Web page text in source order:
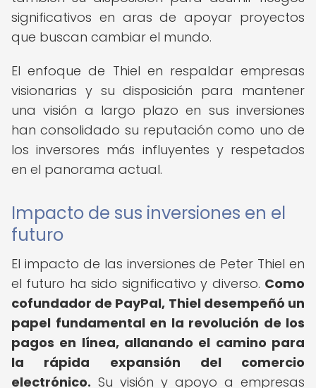
significativos en aras de apoyar proyectos
que buscan cambiar el mundo.
El enfoque de Thiel en respaldar empresas
visionarias y su disposición para mantener
una visión a largo plazo en sus inversiones
han consolidado su reputación como uno de
los inversores más influyentes y respetados
en el panorama actual.
Impacto de sus inversiones en el
futuro
El impacto de las inversiones de Peter Thiel en
el futuro ha sido significativo y diverso. Como
cofundador de PayPal, Thiel desempeñó un
papel fundamental en la revolución de los
pagos en línea, allanando el camino para
la rápida expansión del comercio
electrónico. Su visión y apoyo a empresas